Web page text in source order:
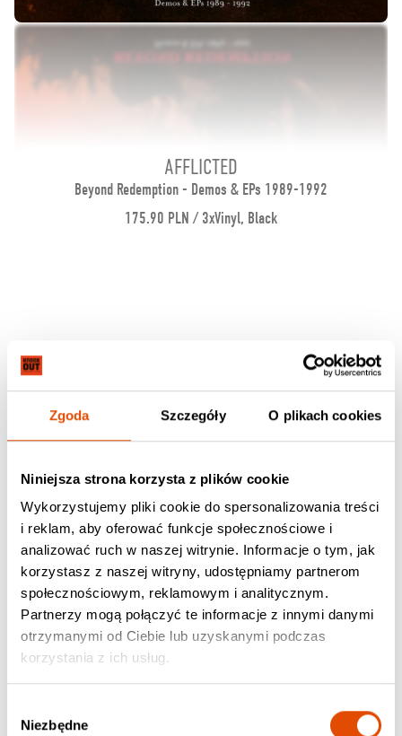
Zgoda Szczegóły O plikach cookies
Niniejsza strona korzysta z plików cookie
Wykorzystujemy pliki cookie do spersonalizowania treści
i reklam, aby oferować funkcje społecznościowe i
analizować ruch w naszej witrynie. Informacje o tym, jak
korzystasz z naszej witryny, udostępniamy partnerom
społecznościowym, reklamowym i analitycznym.
Partnerzy mogą połączyć te informacje z innymi danymi
otrzymanymi od Ciebie lub uzyskanymi podczas
korzystania z ich usług.
zgody
Niezbędne
AFFLICTED
Beyond Redemption - Demos & EPs 1989-1992
175.90 PLN / 3xVinyl, Black